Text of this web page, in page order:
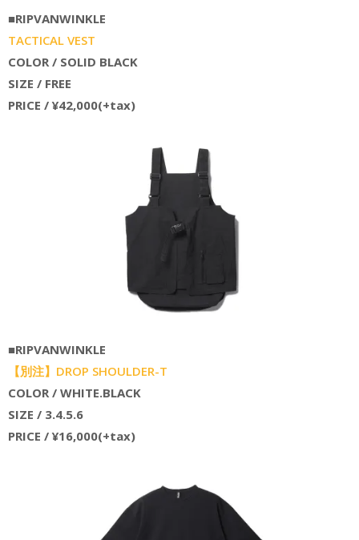
■RIPVANWINKLE
TACTICAL VEST
COLOR / SOLID BLACK
SIZE / FREE
PRICE / ¥42,000(+tax)
■RIPVANWINKLE
【別注】DROP SHOULDER-T
COLOR / WHITE.BLACK
SIZE / 3.4.5.6
PRICE / ¥16,000(+tax)